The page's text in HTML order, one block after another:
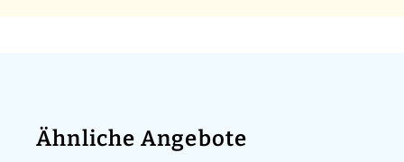
Ähnliche Angebote